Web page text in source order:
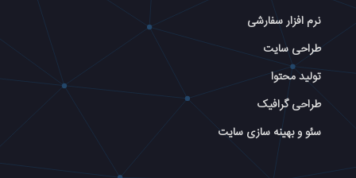
نرم افزار سفارشی
طراحی سایت
تولید محتوا
طراحی گرافیک
سئو و بهینه سازی سایت